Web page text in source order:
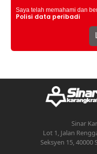
Saya telah memahami dan
Polisi data peribadi
Sinar
Lot 1, Jalan
Seksyen 15, 40000